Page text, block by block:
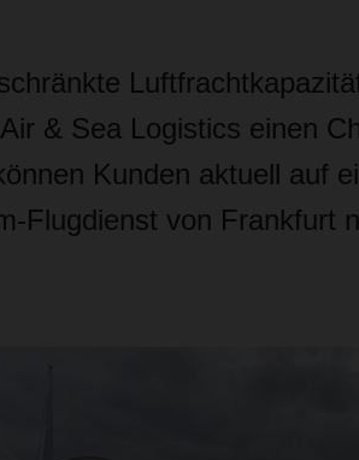
& Sea Logistics einen
Kunden aktuell auf
Flugdienst von Frankfurt